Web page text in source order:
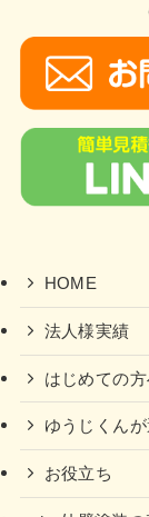
HOME
法人様実績
はじめての
ゆうじくん
お役立ち